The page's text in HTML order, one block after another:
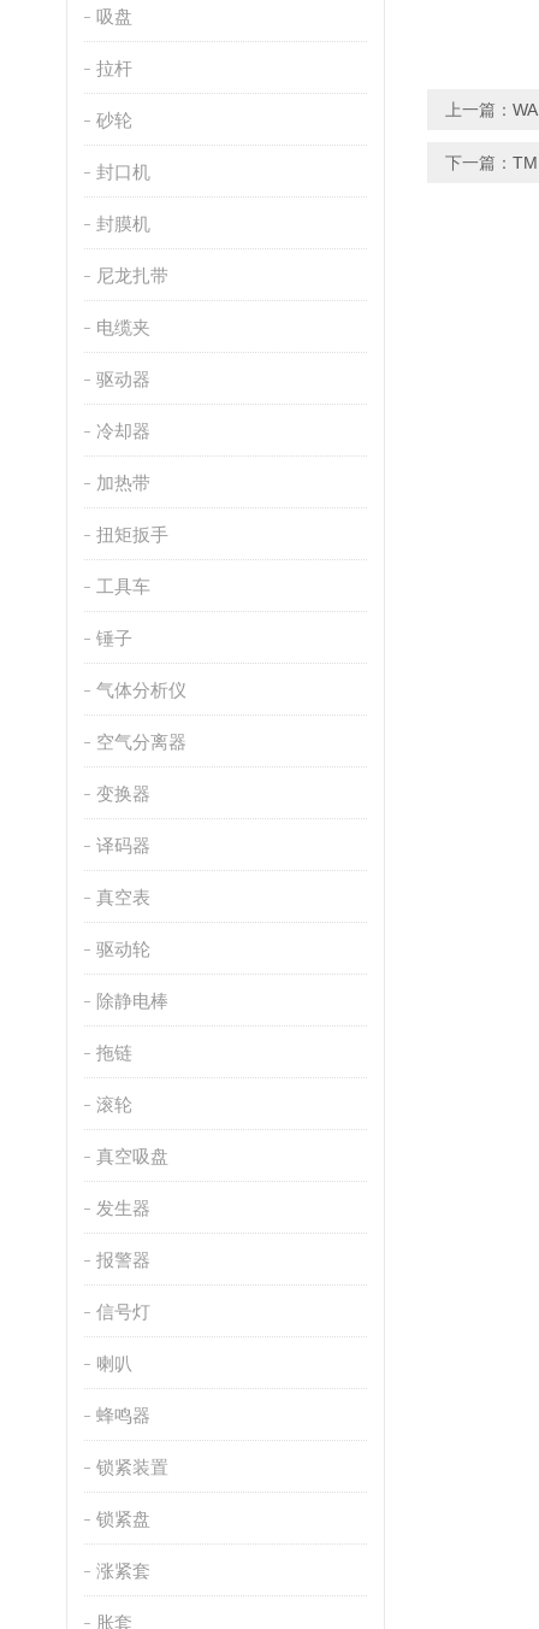
吸盘
拉杆
砂轮
封口机
封膜机
尼龙扎带
电缆夹
驱动器
冷却器
加热带
扭矩扳手
工具车
锤子
气体分析仪
空气分离器
变换器
译码器
真空表
驱动轮
除静电棒
拖链
滚轮
真空吸盘
发生器
报警器
信号灯
喇叭
蜂鸣器
锁紧装置
锁紧盘
涨紧套
胀套
上一篇：
下一篇：